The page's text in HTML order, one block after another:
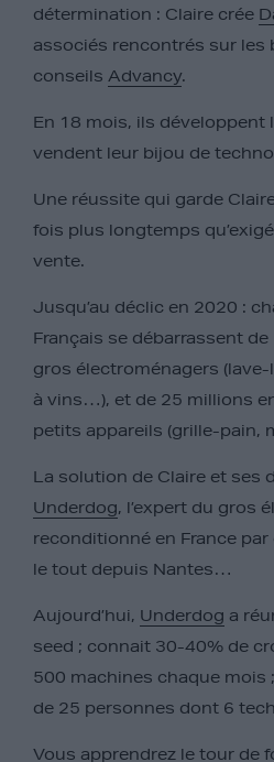
détermination : Claire crée
associés rencontrés sur les
conseils Advancy.
En 1 8 mois, ils développent
vendent leur bijou de
Une réussite qui garde
fois plus longtemps
vente.
Jusqu’au déclic en 2020 :
Français se débarrassent
gros électroménagers
à vins…), et de 25 millions
petits appareils (grille-pain,
La solution de Claire et ses
Underdog, l’expert du gros
reconditionné en France
le tout depuis Nantes…
Aujourd’hui, Underdog a
seed ; connait 30-40% de
500 machines chaque mois
de 25 personnes dont 6
Vous apprendrez le tour de